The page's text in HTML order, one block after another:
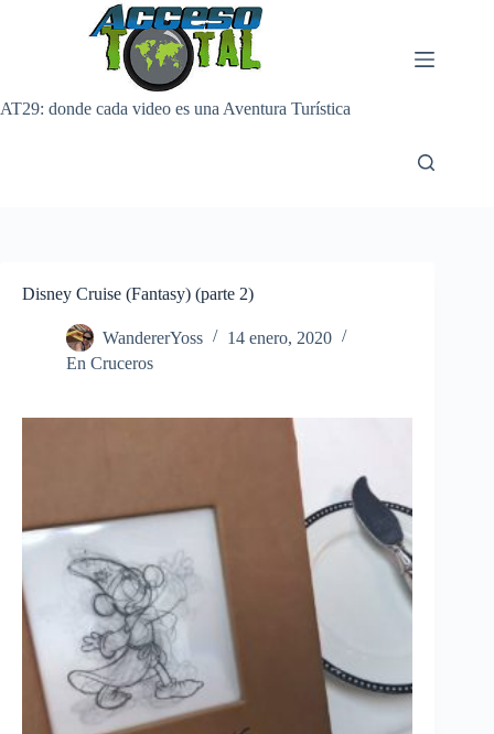
AT29: donde cada video es una Aventura Turística
Disney Cruise (Fantasy) (parte 2)
WandererYoss
14 enero, 2020
En Cruceros